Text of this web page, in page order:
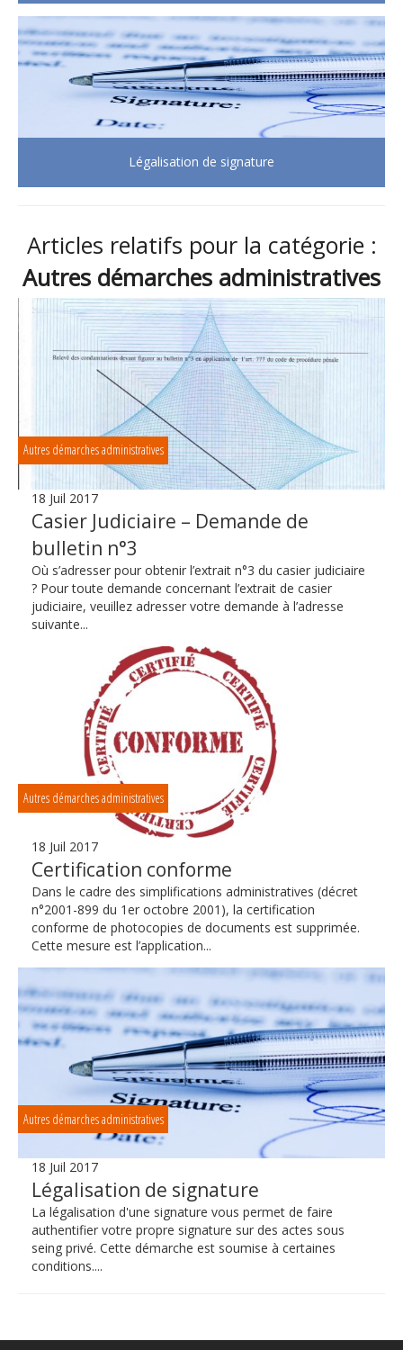
Légalisation de signature
Articles relatifs pour la catégorie :
Autres démarches administratives
Autres démarches administratives
18 Juil 2017
Casier Judiciaire – Demande de
bulletin n°3
Où s’adresser pour obtenir l’extrait n°3 du casier judiciaire
? Pour toute demande concernant l’extrait de casier
judiciaire, veuillez adresser votre demande à l’adresse
suivante...
Autres démarches administratives
18 Juil 2017
Certification conforme
Dans le cadre des simplifications administratives (décret
n°2001-899 du 1er octobre 2001), la certification
conforme de photocopies de documents est supprimée.
Cette mesure est l’application...
Autres démarches administratives
18 Juil 2017
Légalisation de signature
La légalisation d'une signature vous permet de faire
authentifier votre propre signature sur des actes sous
seing privé. Cette démarche est soumise à certaines
conditions....